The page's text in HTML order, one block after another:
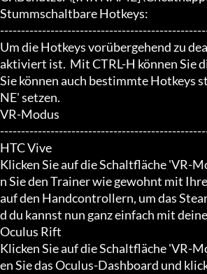
Stummschaltbare Hotkeys:
Um die Hotkeys vorübergehend zu
aktiviert ist.  Mit CTRL-H können Sie
Sie können auch bestimmte Hotkeys
NE' setzen.
VR-Modus
HTC Vive
Klicken Sie auf die Schaltfläche 'VR-
n Sie den Trainer wie gewohnt mit
auf den Handcontrollern, um das
d du kannst nun ganz einfach mit
Oculus Rift
Klicken Sie auf die Schaltfläche 'VR-
en Sie das Oculus-Dashboard und